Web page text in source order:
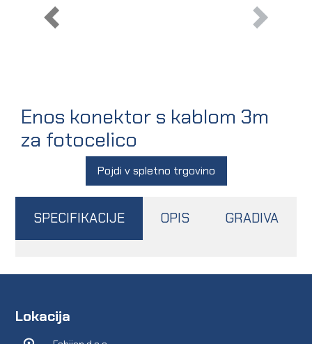
Enos konektor s kablom 3m
za fotocelico
Pojdi v spletno trgovino
SPECIFIKACIJE OPIS GRADIVA
Lokacija